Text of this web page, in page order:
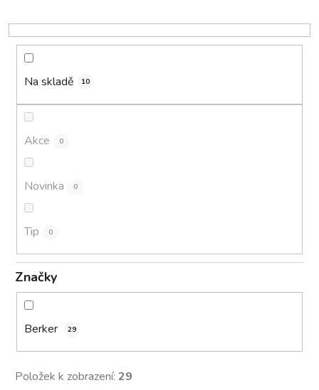
o
d
Na skladě 10
Akce 0
Novinka 0
Tip 0
Značky
Berker 29
Položek k zobrazení: 29